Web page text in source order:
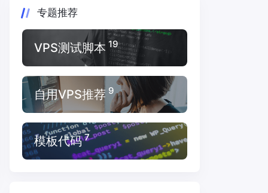
专题推荐
VPS测试脚本 19
自用VPS推荐 9
模板代码 7